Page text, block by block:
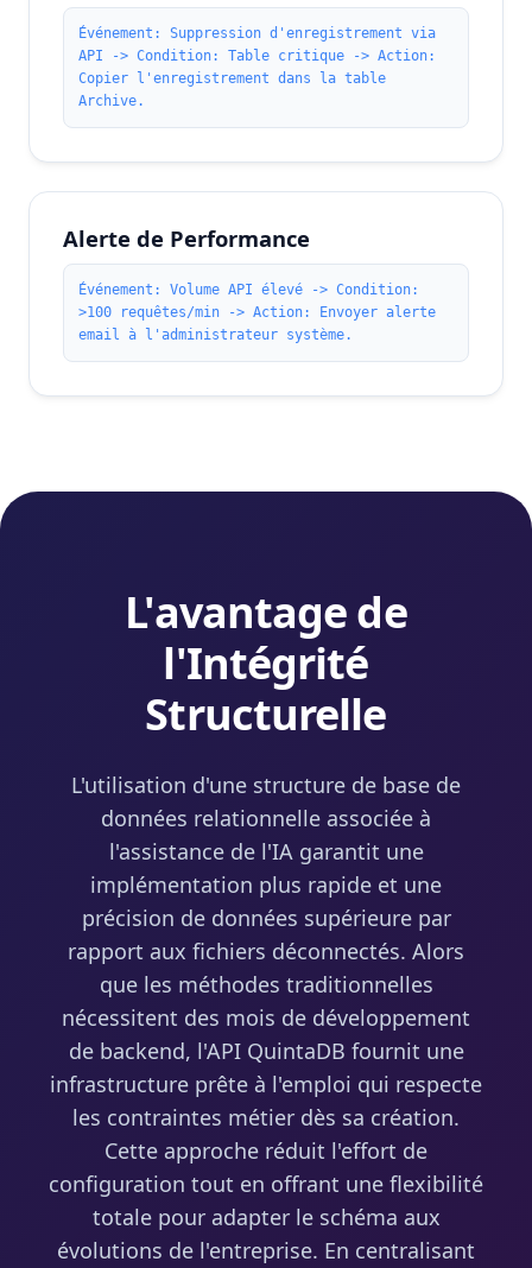
Événement: Suppression d'enregistrement via
API -> Condition: Table critique -> Action:
Copier l'enregistrement dans la table
Archive.
Alerte de Performance
Événement: Volume API élevé -> Condition:
>100 requêtes/min -> Action: Envoyer alerte
email à l'administrateur système.
L'avantage de
l'Intégrité
Structurelle
L'utilisation d'une structure de base de
données relationnelle associée à
l'assistance de l'IA garantit une
implémentation plus rapide et une
précision de données supérieure par
rapport aux fichiers déconnectés. Alors
que les méthodes traditionnelles
nécessitent des mois de développement
de backend, l'API QuintaDB fournit une
infrastructure prête à l'emploi qui respecte
les contraintes métier dès sa création.
Cette approche réduit l'effort de
configuration tout en offrant une flexibilité
totale pour adapter le schéma aux
évolutions de l'entreprise. En centralisant